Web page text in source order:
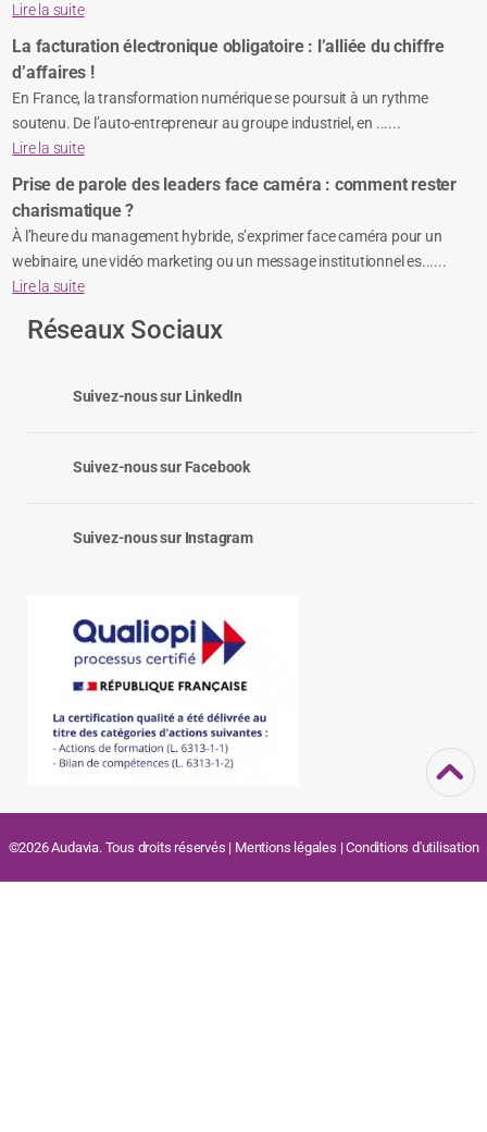
Lire la suite
La facturation électronique obligatoire : l’alliée du chiffre
d’affaires !
En France, la transformation numérique se poursuit à un rythme
soutenu. De l’auto-entrepreneur au groupe industriel, en ......
Lire la suite
Prise de parole des leaders face caméra : comment rester
charismatique ?
À l’heure du management hybride, s’exprimer face caméra pour un
webinaire, une vidéo marketing ou un message institutionnel es......
Lire la suite
Réseaux Sociaux
Suivez-nous sur LinkedIn
Suivez-nous sur Facebook
Suivez-nous sur Instagram
©2026 Audavia. Tous droits réservés | Mentions légales |Conditions d'utilisation